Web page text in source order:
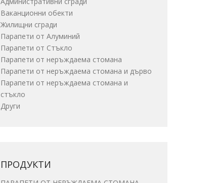
Ваканционни обекти
Жилищни сгради
Парапети от Алуминий
Парапети от Стъкло
Парапети от неръждаема стомана
Парапети от неръждаема стомана и дърво
Парапети от неръждаема стомана и
стъкло
Други
ПРОДУКТИ